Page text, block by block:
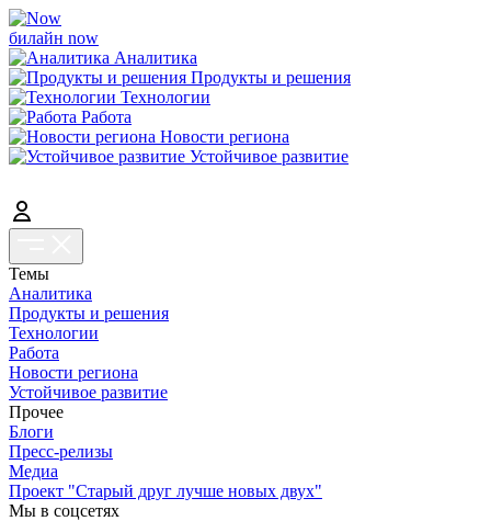
билайн now
Аналитика
Продукты и решения
Технологии
Работа
Новости региона
Устойчивое развитие
Темы
Аналитика
Продукты и решения
Технологии
Работа
Новости региона
Устойчивое развитие
Прочее
Блоги
Пресс-релизы
Медиа
Проект "Старый друг лучше новых двух"
Мы в соцсетях